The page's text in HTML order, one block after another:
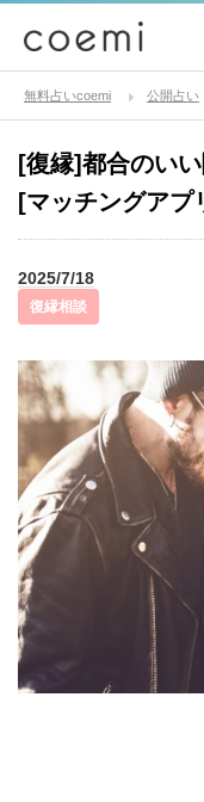
無料占いcoemi 公開占い
[復縁]都合のい
[マッチングアプ
2025/7/18
復縁相談